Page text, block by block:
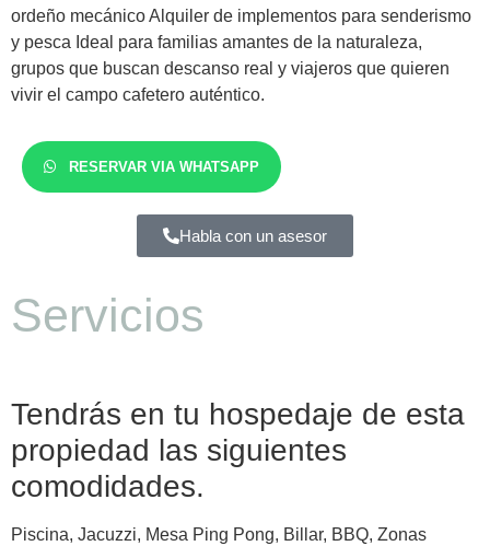
ordeño mecánico Alquiler de implementos para senderismo
y pesca Ideal para familias amantes de la naturaleza,
grupos que buscan descanso real y viajeros que quieren
vivir el campo cafetero auténtico.
RESERVAR VIA WHATSAPP
Habla con un asesor
Servicios
Tendrás en tu hospedaje de esta
propiedad las siguientes
comodidades.
Piscina, Jacuzzi, Mesa Ping Pong, Billar, BBQ, Zonas